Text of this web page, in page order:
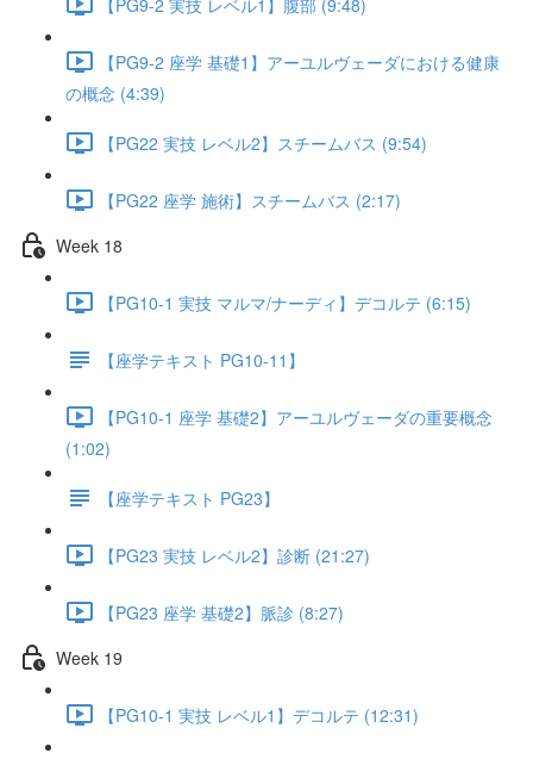
【PG9-2 座学 基礎1】アーユルヴェーダにおける健康
の概念 (4:39)
【PG22 実技 レベル2】スチームバス (9:54)
【PG22 座学 施術】スチームバス (2:17)
Week 18
【PG10-1 実技 マルマ/ナーディ】デコルテ (6:15)
【座学テキスト PG10-11】
【PG10-1 座学 基礎2】アーユルヴェーダの重要概念
(1:02)
【座学テキスト PG23】
【PG23 実技 レベル2】診断 (21:27)
【PG23 座学 基礎2】脈診 (8:27)
Week 19
【PG10-1 実技 レベル1】デコルテ (12:31)